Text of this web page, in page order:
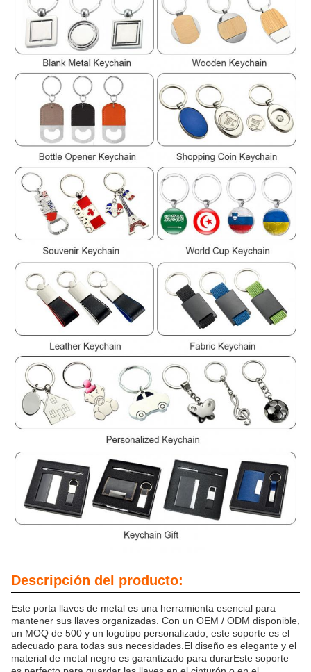
Descripción del producto:
Este porta llaves de metal es una herramienta esencial para
mantener sus llaves organizadas. Con un OEM / ODM disponible,
un MOQ de 500 y un logotipo personalizado, este soporte es el
adecuado para todas sus necesidades.El diseño es elegante y el
material de metal negro es garantizado para durarEste soporte